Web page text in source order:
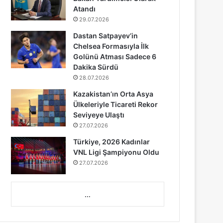
Atandı
29.07.2026
Dastan Satpayev’in
Chelsea Formasıyla İlk
Golünü Atması Sadece 6
Dakika Sürdü
28.07.2026
Kazakistan’ın Orta Asya
Ülkeleriyle Ticareti Rekor
Seviyeye Ulaştı
27.07.2026
Türkiye, 2026 Kadınlar
VNL Ligi Şampiyonu Oldu
27.07.2026
...